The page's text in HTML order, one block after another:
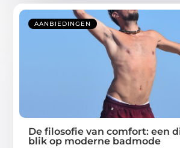
AANBIEDINGEN
De filosofie van comfort: een
blik op moderne badmode